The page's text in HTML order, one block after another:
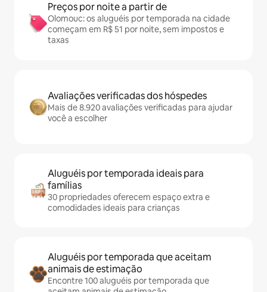
Preços por noite a partir de
Olomouc: os aluguéis por temporada na cidade
começam em R$ 51 por noite, sem impostos e
taxas
Avaliações verificadas dos hóspedes
Mais de 8.920 avaliações verificadas para ajudar
você a escolher
Aluguéis por temporada ideais para
famílias
30 propriedades oferecem espaço extra e
comodidades ideais para crianças
Aluguéis por temporada que aceitam
animais de estimação
Encontre 100 aluguéis por temporada que